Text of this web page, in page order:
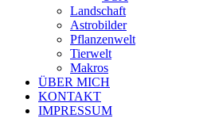
Landschaft
Astrobilder
Pflanzenwelt
Tierwelt
Makros
ÜBER MICH
KONTAKT
IMPRESSUM